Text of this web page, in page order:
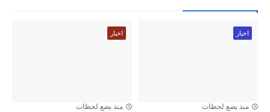
اخبار
منذ بضع لحظات
اخبار
منذ بضع لحظات